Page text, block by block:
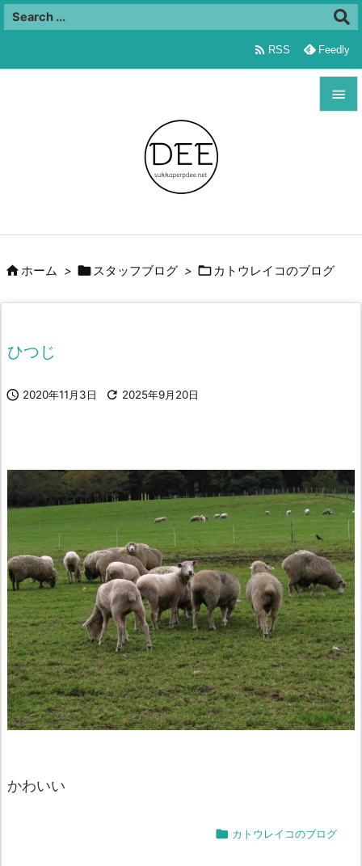

前へ


 RSS Feedly
ホーム > スタッフブログ >  カトウレイコのブログ
ひつじ
 2020年11月3日  2025年9月20日
かわいい
 カトウレイコのブログ